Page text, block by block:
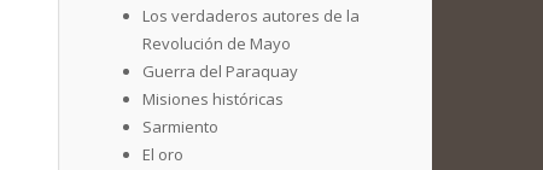
Los verdaderos autores de la
Revolución de Mayo
Guerra del Paraquay
Misiones históricas
Sarmiento
El oro